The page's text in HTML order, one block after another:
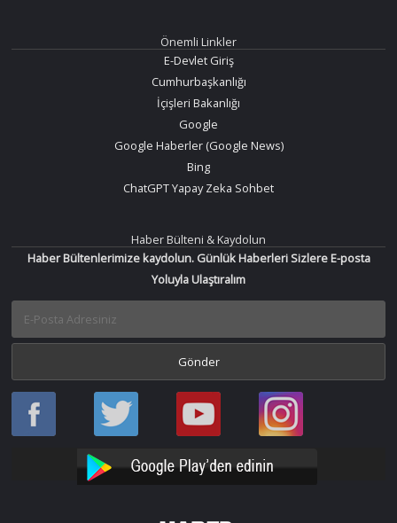
Önemli Linkler
E-Devlet Giriş
Cumhurbaşkanlığı
İçişleri Bakanlığı
Google
Google Haberler (Google News)
Bing
ChatGPT Yapay Zeka Sohbet
Haber Bülteni & Kaydolun
Haber Bültenlerimize kaydolun. Günlük Haberleri Sizlere E-posta
Yoluyla Ulaştıralım
Haber
Oku
Haber
Oku
Bir
Haber
YouTube
Bir
Haber
Instagram